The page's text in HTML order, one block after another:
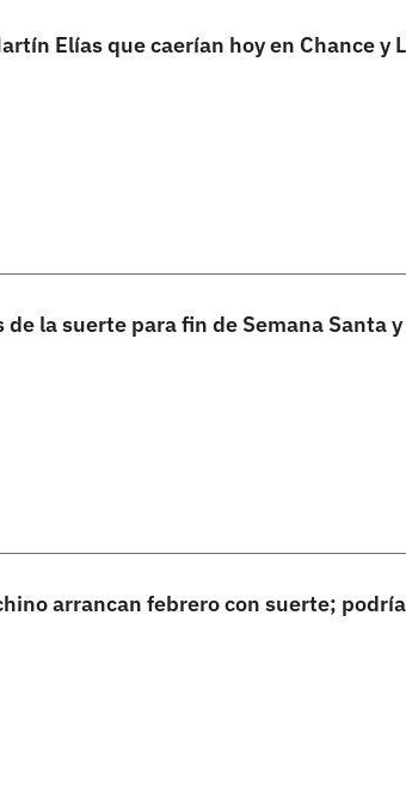
Elías que caerían hoy en Chance y
la suerte para fin de Semana Santa
arrancan febrero con suerte;